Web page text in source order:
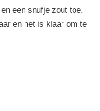
een snufje zout toe.
en het is klaar om te